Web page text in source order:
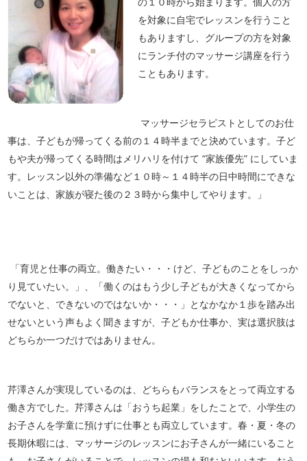
を対象に自宅でレッスンを行うこと
もありますし、グループの方を対象
にランチ付のマッサージ講座を行う
こともあります。
マッサージセラピストとしてのお仕
事は、子どもが帰ってくる前の１４時半までと決めています。子ど
もや夫が帰ってくる時間はメリハリを付けて “家族優先” にしていま
す。レッスン以外の準備など１０時～１４時半の日中時間にできな
いことは、家族が寝た後の２３時から集中してやります。」
「育児と仕事の両立。働きたい・・・けど、子どものことをしっか
り見ていたい。」、「働くのはもう少し子どもが大きくなってから
でないと、できないのではないか・・・」となかなか１歩を踏み出
せないという声もよく聞きますが、子どもか仕事か、実は選択肢は
どちらか一つだけではありません。
芹澤さんが実現しているのは、どちらもバランスをとって両立する
働き方でした。芹澤さんは「おうち起業」をしたことで、小学生の
お子さんを学童に預けずに仕事とも両立しています。春・夏・冬の
長期休暇には、マッサージのレッスンにお子さんが一緒にいること